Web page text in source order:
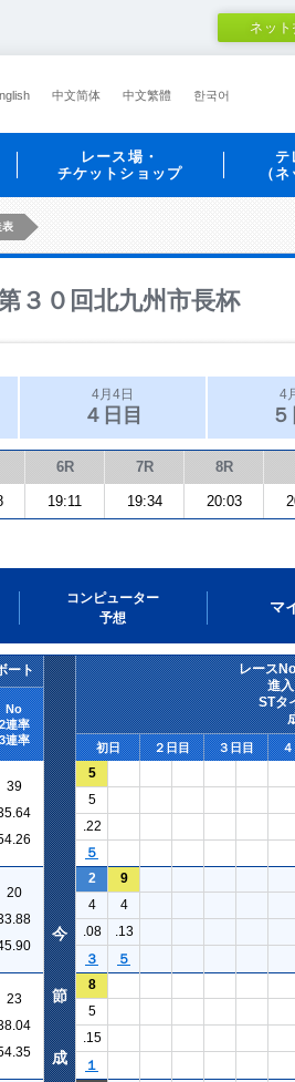
ネッ
中文简体 中文繁體 한국어
レース場・
チケットショップ
テ
（
表
３０回北九州市長杯
4月4日
４日目
4
6R 7R 8R
19:11 19:34 20:03
コンピューター
予想
マ
ート
レース
進
STタ
No
連率
連率
初日 ２日目 ３日目
39
5
5
.22
５
20
2
9
4
4
.08
.13
３
５
23
8
5
.15
１
今
節
成